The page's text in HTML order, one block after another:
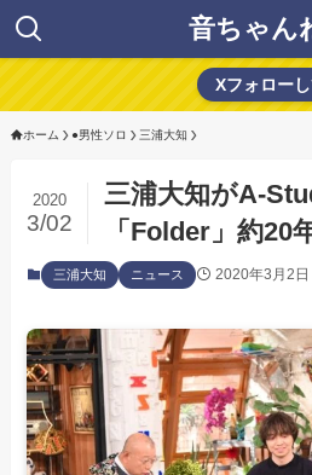
音ちゃん
Xフォロー
ホーム ●男性ソロ 三浦大知
三浦大知がA-
「Folder」約20
2020
3/02
三浦大知 ニュース 2020年3月2日